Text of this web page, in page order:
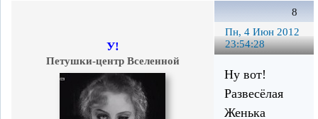
8
Пн, 4 Июн 2012
23:54:28
У!
Петушки-центр Вселенной
Ну вот!
Развесёлая
Женька